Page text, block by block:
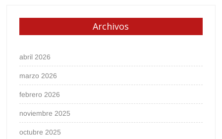
Archivos
abril 2026
marzo 2026
febrero 2026
noviembre 2025
octubre 2025